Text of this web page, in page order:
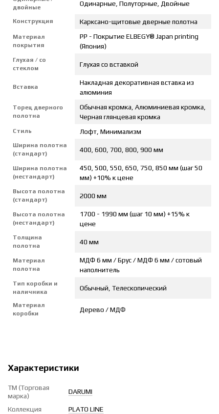
двойные
Одинарные, Полуторные, Двойные
Конструкция Карксано-щитовые дверные полотна
Материал
покрытия
PP - Покрытие ELBEGY® Japan printing
(Япония)
Глухая / со
стеклом
Глухая со вставкой
Вставка
Накладная декоративная вставка из
алюминия
Торец дверного
полотна
Обычная кромка, Алюминиевая кромка,
Черная глянцевая кромка
Стиль Лофт, Минимализм
Ширина полотна
(стандарт)
400, 600, 700, 800, 900 мм
Ширина полотна
(нестандарт)
450, 500, 550, 650, 750, 850 мм (шаг 50
мм) +10% к цене
Высота полотна
(стандарт)
2000 мм
Высота полотна
(нестандарт)
1700 - 1990 мм (шаг 10 мм) +15% к
цене
Толщина
полотна
40 мм
Материал
полотна
МДФ 6 мм / Брус / МДФ 6 мм / сотовый
наполнитель
Тип коробки и
наличника
Обычный, Телескопический
Материал
коробки
Дерево / МДФ
Характеристики
ТМ (Торговая
марка)
DARUMI
Коллекция
PLATO LINE